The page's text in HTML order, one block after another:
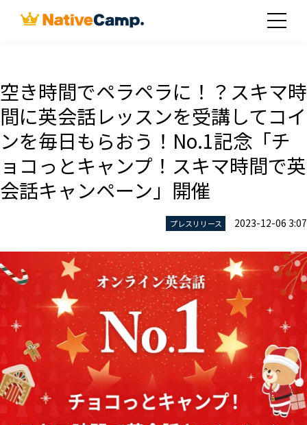
空き時間でペラペラに！？スキマ時
間に英会話レッスンを受講してコイ
ンを毎日もらおう！No.1記念「チ
ョコっとキャンプ！スキマ時間で英
会話キャンペーン」開催
プレスリリース 2023-12-06 3:07